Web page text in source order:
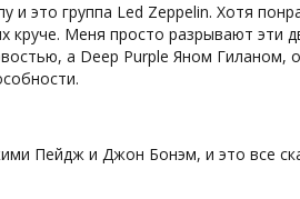
это группа Led Zeppelin. Хотя
круче. Меня просто разрывают эти
а Deep Purple Яном Гиланом,
Пейдж и Джон Бонэм, и это все